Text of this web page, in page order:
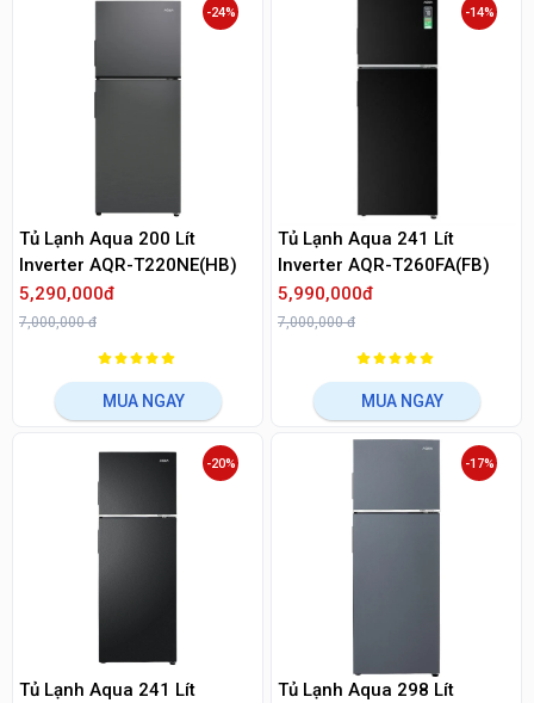
Tủ Lạnh Aqua 200 Lít
Inverter AQR-T220NE(HB)
5,290,000đ
7,000,000 đ
-24%
MUA NGAY
Tủ Lạnh Aqua 241 Lít
Inverter AQR-T260FA(FB)
5,990,000đ
7,000,000 đ
-14%
MUA NGAY
Tủ Lạnh Aqua 241 Lít
-20%
Tủ Lạnh Aqua 298 Lít
-17%